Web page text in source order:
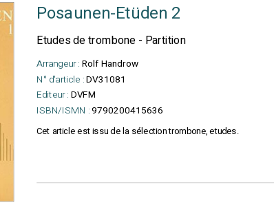
Posaunen-Etüden 2
Etudes de trombone - Partition
Arrangeur : Rolf Handrow
N° d'article :DV31081
Editeur : DVFM
ISBN/ISMN :9790200415636
Cet article est issu de la sélection trombone, etudes.